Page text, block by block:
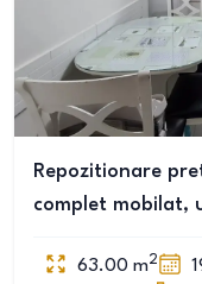
Repozitionare
complet mobilat,
63.00 m2